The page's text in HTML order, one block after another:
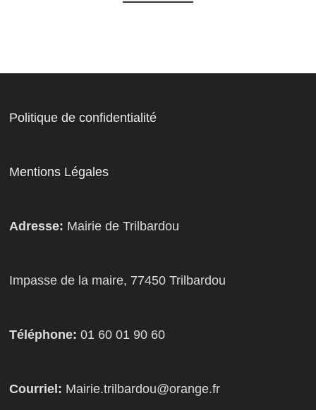
Politique de confidentialité
Mentions Légales
Adresse: Mairie de Trilbardou
Impasse de la maire, 77450 Trilbardou
Téléphone: 01 60 01 90 60
Courriel: Mairie.trilbardou@orange.fr